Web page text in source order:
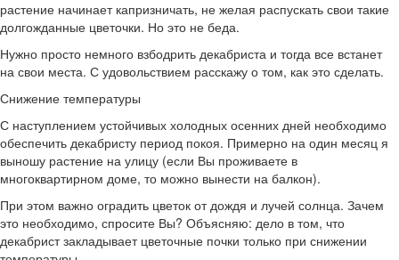
растение начинает капризничать, не желая распускать свои такие
долгожданные цветочки. Но это не беда.
Нужно просто немного взбодрить декабриста и тогда все встанет
на свои места. С удовольствием расскажу о том, как это сделать.
Снижение температуры
С наступлением устойчивых холодных осенних дней необходимо
обеспечить декабристу период покоя. Примерно на один месяц я
выношу растение на улицу (если Вы проживаете в
многоквартирном доме, то можно вынести на балкон).
При этом важно оградить цветок от дождя и лучей солнца. Зачем
это необходимо, спросите Вы? Объясняю: дело в том, что
декабрист закладывает цветочные почки только при снижении